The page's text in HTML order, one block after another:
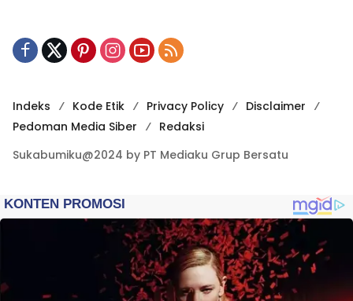
Indeks Kode Etik Privacy Policy
Disclaimer
Pedoman Media Siber
Redaksi
Sukabumiku@2024 by PT Mediaku Grup Bersatu